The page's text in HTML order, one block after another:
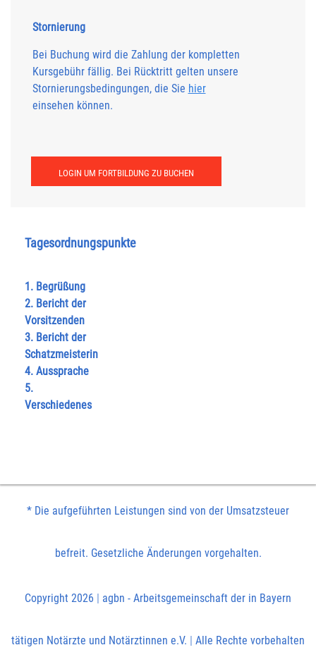
Stornierung
Bei Buchung wird die Zahlung der kompletten
Kursgebühr fällig. Bei Rücktritt gelten unsere
Stornierungsbedingungen, die Sie hier
einsehen können.
LOGIN UM FORTBILDUNG ZU BUCHEN
Tagesordnungspunkte
1. Begrüßung
2. Bericht der
Vorsitzenden
3. Bericht der
Schatzmeisterin
4. Aussprache
5.
Verschiedenes
* Die aufgeführten Leistungen sind von der Umsatzsteuer
befreit. Gesetzliche Änderungen vorgehalten.
Copyright 2026 agbn - Arbeitsgemeinschaft der in Bayern
tätigen Notärzte und Notärztinnen e.V. Alle Rechte vorbehalten